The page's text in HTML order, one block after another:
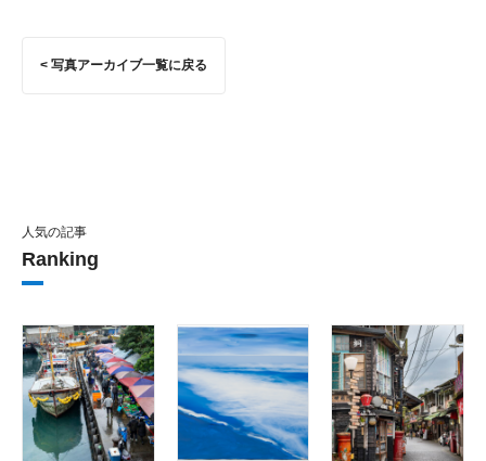
< 写真アーカイブ一覧に戻る
人気の記事
Ranking